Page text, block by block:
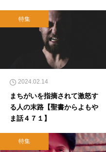
特集
2024.02.14
まちがいを指摘されて激怒す
る人の末路【聖書からよもや
ま話４７１】
特集